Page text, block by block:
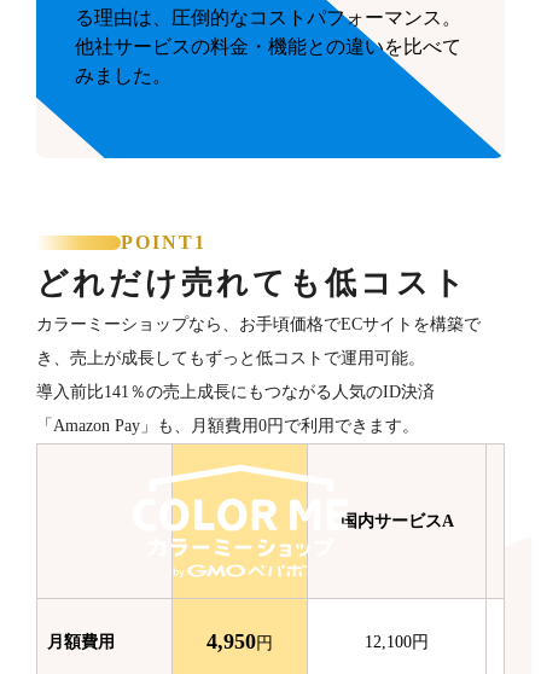
る理由は、圧倒的なコストパフォーマンス。
他社サービスの料金・機能との違いを比べて
みました。
POINT1
どれだけ売れても低コスト
カラーミーショップなら、お手頃価格でECサイトを構築で
き、売上が成長してもずっと低コストで運用可能。
導入前比141％の売上成長にもつながる人気のID決済
「Amazon Pay」も、月額費用0円で利用できます。
国内サービスA
月額費用 4,950円 12,100円